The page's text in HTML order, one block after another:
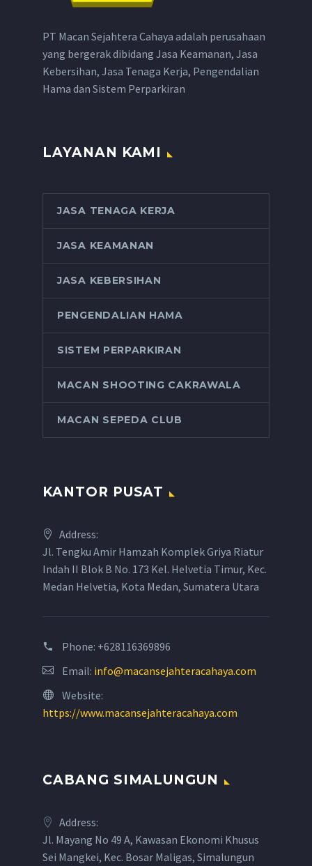
PT Macan Sejahtera Cahaya adalah perusahaan
yang bergerak dibidang Jasa Keamanan, Jasa
Kebersihan, Jasa Tenaga Kerja, Pengendalian
Hama dan Sistem Perparkiran
LAYANAN KAMI
JASA TENAGA KERJA
JASA KEAMANAN
JASA KEBERSIHAN
PENGENDALIAN HAMA
SISTEM PERPARKIRAN
MACAN SHOOTING CAKRAWALA
MACAN SEPEDA CLUB
KANTOR PUSAT
Address:
Jl. Tengku Amir Hamzah Komplek Griya Riatur
Indah II Blok B No. 173 Kel. Helvetia Timur, Kec.
Medan Helvetia, Kota Medan, Sumatera Utara
Phone: +628116369896
Email: info@macansejahteracahaya.com
Website:
https://www.macansejahteracahaya.com
CABANG SIMALUNGUN
Address:
Jl. Mayang No 49 A, Kawasan Ekonomi Khusus
Sei Mangkei, Kec. Bosar Maligas, Simalungun